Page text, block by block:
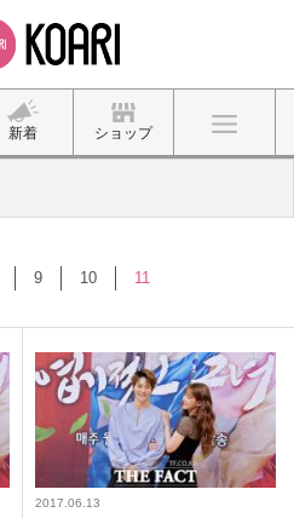
新着 ショップ
9 10 11
2017.06.13